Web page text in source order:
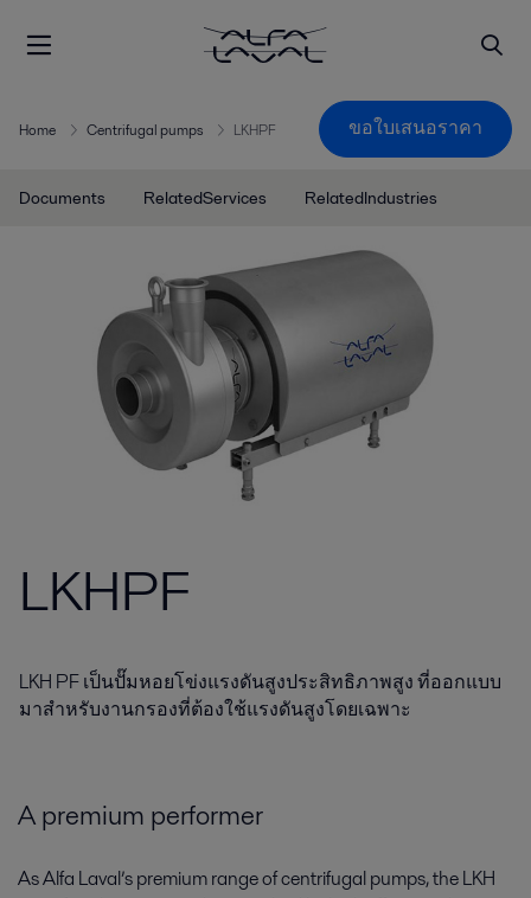
Home Centrifugal pumps LKHPF ขอใบเสนอราคา
Documents RelatedServices RelatedIndustries
LKHPF
LKH PF เป็นปั๊มหอยโข่งแรงดันสูงประสิทธิภาพสูง ที่ออกแบบ
มาสำหรับงานกรองที่ต้องใช้แรงดันสูงโดยเฉพาะ
A premium performer
As Alfa Laval’s premium range of centrifugal pumps, the LKH